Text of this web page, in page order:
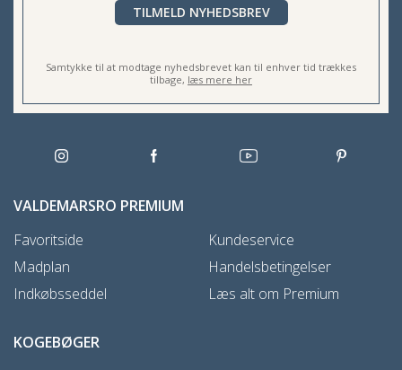
TILMELD NYHEDSBREV
Samtykke til at modtage nyhedsbrevet kan til enhver tid trækkes
tilbage, læs mere her
VALDEMARSRO PREMIUM
Favoritside
Madplan
Indkøbsseddel
Kundeservice
Handelsbetingelser
Læs alt om Premium
KOGEBØGER